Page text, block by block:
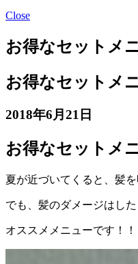
Close
お得なセットメ
お得なセットメ
2018年6月21日
お得なセットメ
夏が近づいてくると、髪
でも、髪のダメージはし
オススメメニューです！！